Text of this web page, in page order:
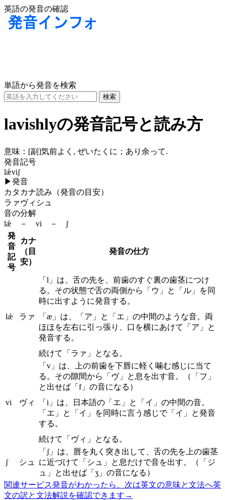
英語の発音の確認
単語から発音を検索
lavishlyの発音記号と読み方
意味： [副]気前よく, ぜいたくに；あり余って.
発音記号
lǽviʃ
▶発音
カタカナ読み（発音の目安）
ラァヴィシュ
音の分解
lǽ － vi － ʃ
発
音
記
号
カナ
（目
安）
発音の仕方
lǽ ラァ
「l」は、舌の先を、前歯のすぐ裏の歯茎につけ
る。その状態で舌の両側から「ウ」と「ル」を同
時に出すように発音する。
「æ」は、「ア」と「エ」の中間のような音。両
ほほを左右に引っ張り、口を横にあけて「ア」と
発音する。
続けて「ラァ」となる。
vi ヴィ
「v」は、上の前歯を下唇に軽く噛む感じに当て
る。その隙間から「ヴ」と息を出す音。（「フ」
と出せば「f」の音になる）
「i」は、日本語の「エ」と「イ」の中間の音。
「エ」と「イ」を同時に言う感じで「イ」と発音
する。
続けて「ヴィ」となる。
ʃ シュ
「ʃ」は、唇を丸く突き出して、舌の先を上の歯茎
に近づけて「シュ」と息だけで音を出す。（「ジ
ュ」と出せば「ʒ」の音になる）
関連サービス発音がわかったら、次は英文の意味と文法へ英
文の訳と文法解説を確認できます →